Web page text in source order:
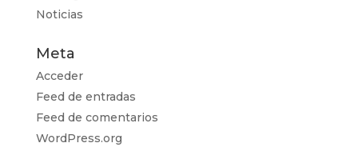
Noticias
Meta
Acceder
Feed de entradas
Feed de comentarios
WordPress.org